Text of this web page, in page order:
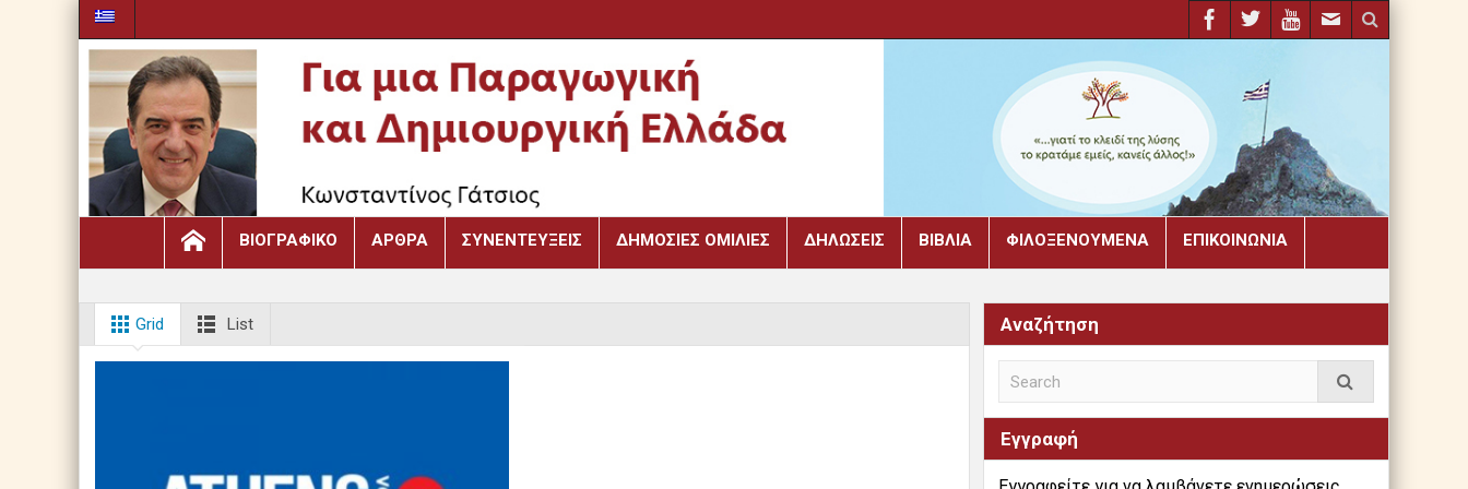
ΒΙΟΓΡΑΦΙΚΌ ΆΡΘΡΑ ΣΥΝΕΝΤΕΎΞΕΙΣ ΔΗΜΌΣΙΕΣ ΟΜΙΛΊΕΣ ΔΗΛΏΣΕΙΣ ΒΙΒΛΙΑ ΦΙΛΟΞΕΝΟΎΜΕΝΑ ΕΠΙΚΟΙΝΩΝΊΑ
Grid List Αναζήτηση
Εγγραφή